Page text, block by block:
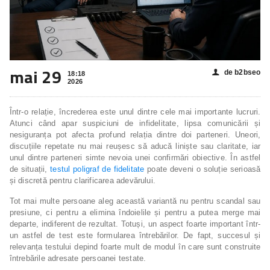
mai 29
18:18
2026
👤 de b2bseo
Într-o relație, încrederea este unul dintre cele mai importante lucruri.
Atunci când apar suspiciuni de infidelitate, lipsa comunicării și
nesiguranța pot afecta profund relația dintre doi parteneri. Uneori,
discuțiile repetate nu mai reușesc să aducă liniște sau claritate, iar
unul dintre parteneri simte nevoia unei confirmări obiective. În astfel
de situații,testul poligraf de fidelitate poate deveni o soluție serioasă
și discretă pentru clarificarea adevărului.
Tot mai multe persoane aleg această variantă nu pentru scandal sau
presiune, ci pentru a elimina îndoielile și pentru a putea merge mai
departe, indiferent de rezultat. Totuși, un aspect foarte important într-
un astfel de test este formularea întrebărilor. De fapt, succesul și
relevanța testului depind foarte mult de modul în care sunt construite
întrebările adresate persoanei testate.